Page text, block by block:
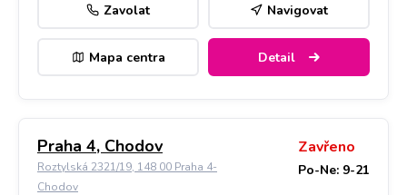
Zavolat Navigovat
Mapa centra Detail
Praha 4, Chodov
Roztylská 2321/19, 148 00 Praha 4-
Chodov
Zavřeno
Po-Ne: 9-21